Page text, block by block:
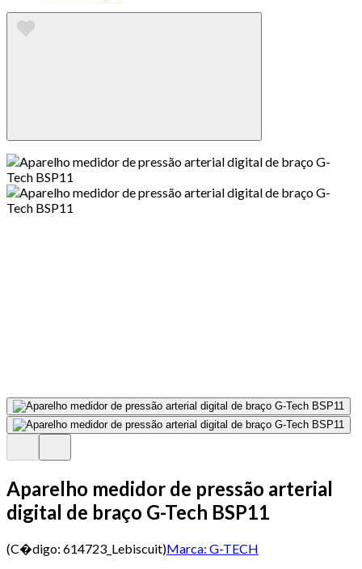
Aparelho medidor de pressão arterial
digital de braço G-Tech BSP11
(C�digo: 614723_Lebiscuit)Marca: G-TECH